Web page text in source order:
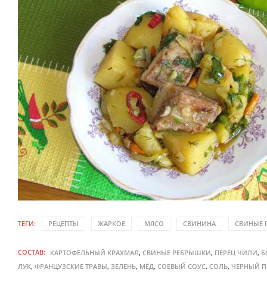
ТЕГИ: РЕЦЕПТЫ ЖАРКОЕ МЯСО СВИНИНА СВИНЫЕ
СОСТАВ: КАРТОФЕЛЬНЫЙ КРАХМАЛ, СВИНЫЕ РЕБРЫШКИ, ПЕРЕЦ ЧИЛИ,
ЛУК, ФРАНЦУЗСКИЕ ТРАВЫ, ЗЕЛЕНЬ, МЁД, СОЕВЫЙ СОУС, СОЛЬ, ЧЕРНЫЙ